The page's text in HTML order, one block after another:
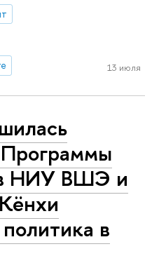
13 июля
НИУ ВШЭ и
в